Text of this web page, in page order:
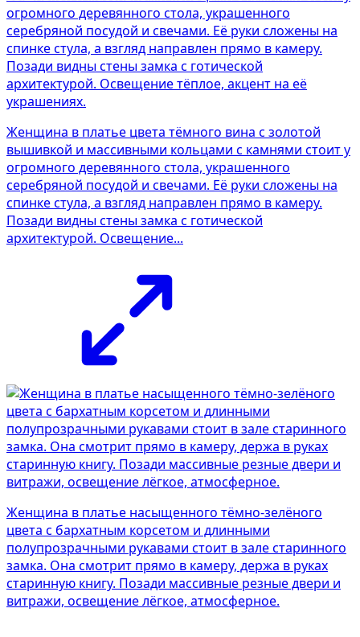
Женщина в платье цвета тёмного вина с золотой
вышивкой и массивными кольцами с камнями стоит у
огромного деревянного стола, украшенного
серебряной посудой и свечами. Её руки сложены на
спинке стула, а взгляд направлен прямо в камеру.
Позади видны стены замка с готической
архитектурой. Освещение...
Женщина в платье насыщенного тёмно-зелёного
цвета с бархатным корсетом и длинными
полупрозрачными рукавами стоит в зале старинного
замка. Она смотрит прямо в камеру, держа в руках
старинную книгу. Позади массивные резные двери и
витражи, освещение лёгкое, атмосферное.